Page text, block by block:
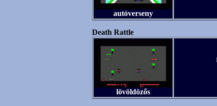
autóverseny
Death Rattle
lövöldözős